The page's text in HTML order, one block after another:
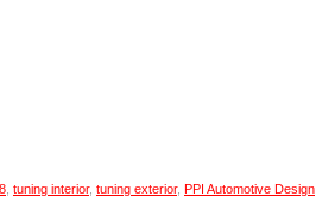
tuning interior, tuning exterior, PPI Automotive Design